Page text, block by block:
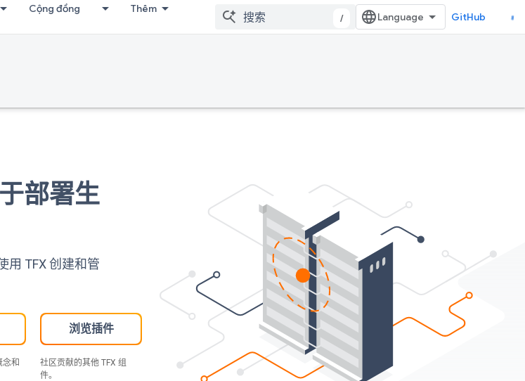
Cộng đồng Thêm
/ GitHub
部署生
用 TFX 创建和管
念和
浏览插件
社区贡献的其他 TFX 组
件。